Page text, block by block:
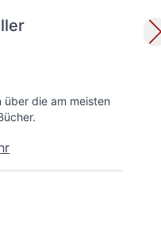
über die am meisten